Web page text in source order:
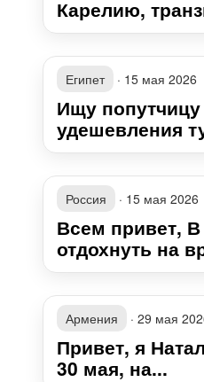
Карелию,
Египет · 15 мая 2026
Ищу
удешевления
Россия · 15 мая 2026
Всем привет,
отдохнуть на
Армения · 29 мая
Привет, я
30 мая, на...